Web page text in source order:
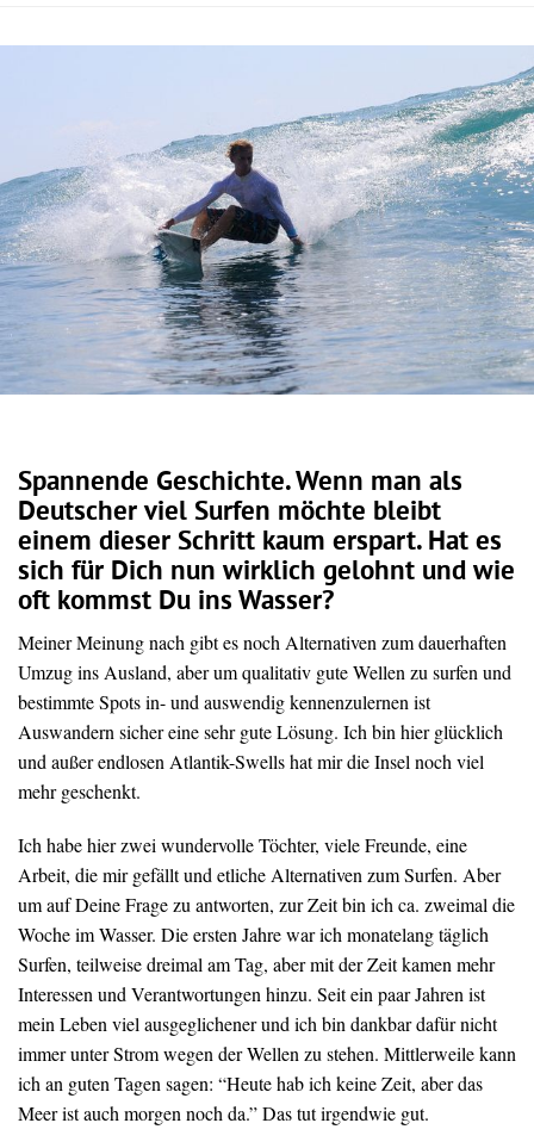
Spannende Geschichte. Wenn man als
Deutscher viel Surfen möchte bleibt
einem dieser Schritt kaum erspart. Hat es
sich für Dich nun wirklich gelohnt und wie
oft kommst Du ins Wasser?
Meiner Meinung nach gibt es noch Alternativen zum dauerhaften
Umzug ins Ausland, aber um qualitativ gute Wellen zu surfen und
bestimmte Spots in- und auswendig kennenzulernen ist
Auswandern sicher eine sehr gute Lösung. Ich bin hier glücklich
und außer endlosen Atlantik-Swells hat mir die Insel noch viel
mehr geschenkt.
Ich habe hier zwei wundervolle Töchter, viele Freunde, eine
Arbeit, die mir gefällt und etliche Alternativen zum Surfen. Aber
um auf Deine Frage zu antworten, zur Zeit bin ich ca. zweimal die
Woche im Wasser. Die ersten Jahre war ich monatelang täglich
Surfen, teilweise dreimal am Tag, aber mit der Zeit kamen mehr
Interessen und Verantwortungen hinzu. Seit ein paar Jahren ist
mein Leben viel ausgeglichener und ich bin dankbar dafür nicht
immer unter Strom wegen der Wellen zu stehen. Mittlerweile kann
ich an guten Tagen sagen: “Heute hab ich keine Zeit, aber das
Meer ist auch morgen noch da.” Das tut irgendwie gut.